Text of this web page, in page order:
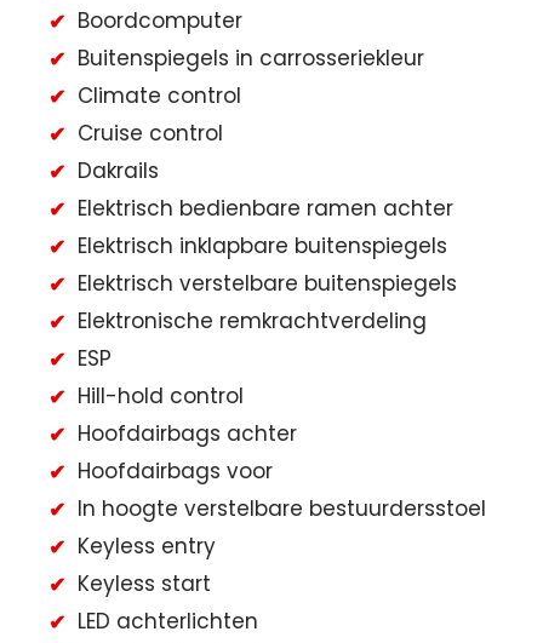
Boordcomputer
Buitenspiegels in carrosseriekleur
Climate control
Cruise control
Dakrails
Elektrisch bedienbare ramen achter
Elektrisch inklapbare buitenspiegels
Elektrisch verstelbare buitenspiegels
Elektronische remkrachtverdeling
ESP
Hill-hold control
Hoofdairbags achter
Hoofdairbags voor
In hoogte verstelbare bestuurdersstoel
Keyless entry
Keyless start
LED achterlichten